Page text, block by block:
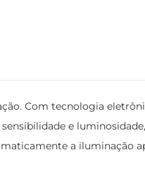
Com tecnologia
e
a iluminação